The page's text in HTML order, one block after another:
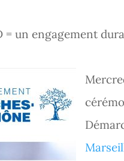
= un engagement